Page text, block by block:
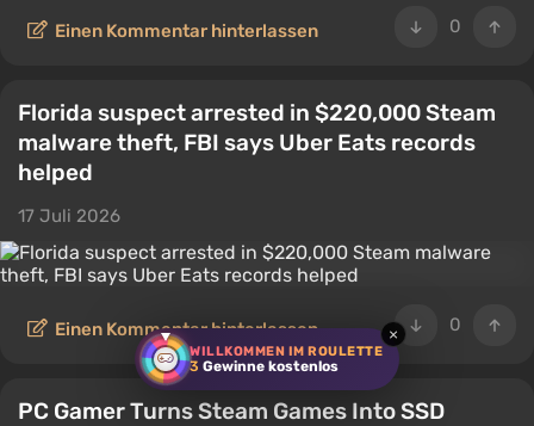
WILLKOMMEN IM ROULETTE
3 Gewinne kostenlos
×
0
Einen Kommentar hinterlassen
Florida suspect arrested in $220,000 Steam
malware theft, FBI says Uber Eats records
helped
17 Juli 2026
0
Einen Kommentar hinterlassen
PC Gamer Turns Steam Games Into SSD